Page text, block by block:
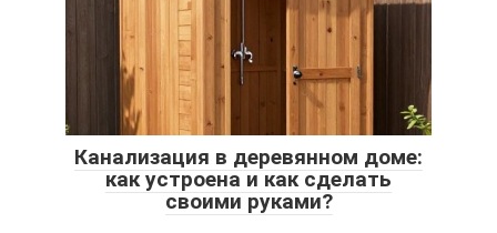
Канализация в деревянном доме:
как устроена и как сделать
своими руками?